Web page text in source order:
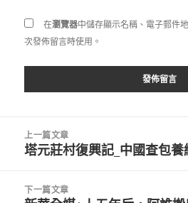
在瀏覽器中儲存顯示名稱、電子郵件
次發佈留言時使用。
上一篇文章
上
篇
塔元莊村復興記_中國查包養
下一篇文章